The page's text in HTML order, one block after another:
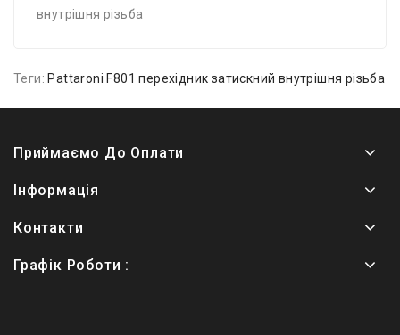
внутрішня різьба
Теги: Pattaroni F801 перехідник затискний внутрішня різьба
Приймаємо До Оплати
Інформація
Контакти
Графік Роботи :